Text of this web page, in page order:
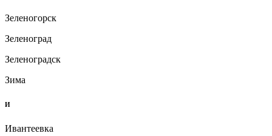
Зеленогорск
Зеленоград
Зеленоградск
Зима
И
Ивантеевка